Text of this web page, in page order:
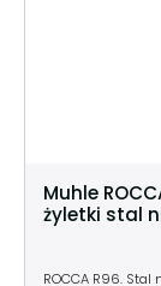
Muhle
żyletki stal
ROCCA R96.